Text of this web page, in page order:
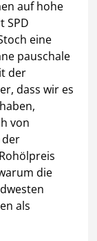
auf hohe
SPD
eine
pauschale
der
dass wir es
von
der
die
als